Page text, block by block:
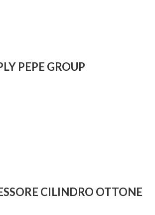
PEPE GROUP
CILINDRO OTTONE